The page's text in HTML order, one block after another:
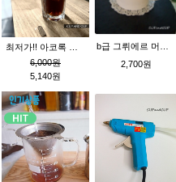
6,000원
5,140원
2,700원